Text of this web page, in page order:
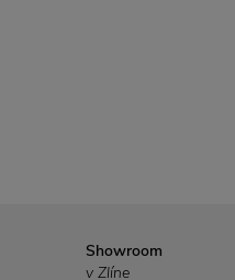
Showroom
v Zlíne